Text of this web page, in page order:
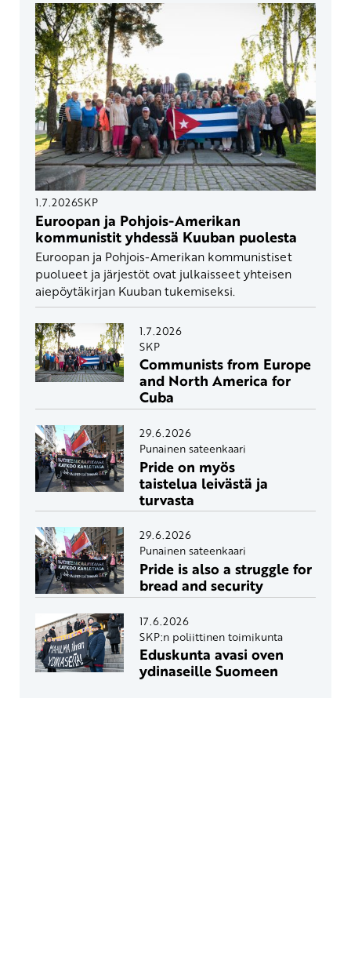
1.7.2026SKP
Euroopan ja Pohjois-Amerikan
kommunistit yhdessä Kuuban puolesta
Euroopan ja Pohjois-Amerikan kommunistiset
puolueet ja järjestöt ovat julkaisseet yhteisen
aiepöytäkirjan Kuuban tukemiseksi.
1.7.2026
SKP
Communists from Europe
and North America for
Cuba
29.6.2026
Punainen sateenkaari
Pride on myös
taistelua leivästä ja
turvasta
29.6.2026
Punainen sateenkaari
Pride is also a struggle for
bread and security
17.6.2026
SKP:n poliittinen toimikunta
Eduskunta avasi oven
ydinaseille Suomeen